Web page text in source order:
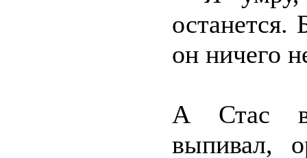
останется.
он ничего
А Стас
выпивал,